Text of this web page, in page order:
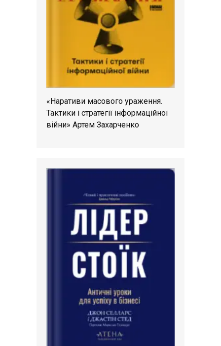
«Наративи масового ураження.
Тактики і стратегії інформаційної
війни» Артем Захарченко